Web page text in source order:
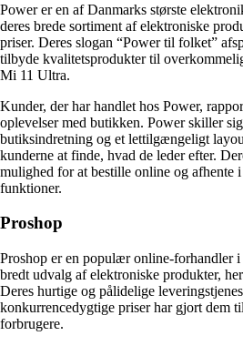
Power er en af Danmarks største
deres brede sortiment af elektroniske
priser. Deres slogan “Power til folket”
tilbyde kvalitetsprodukter til
Mi 11 Ultra.
Kunder, der har handlet hos Power,
oplevelser med butikken. Power skiller
butiksindretning og et lettilgængeligt
kunderne at finde, hvad de leder efter.
mulighed for at bestille online og afhente
funktioner.
Proshop
Proshop er en populær online-forhandler
bredt udvalg af elektroniske produkter,
Deres hurtige og pålidelige
konkurrencedygtige priser har gjort dem
forbrugere.